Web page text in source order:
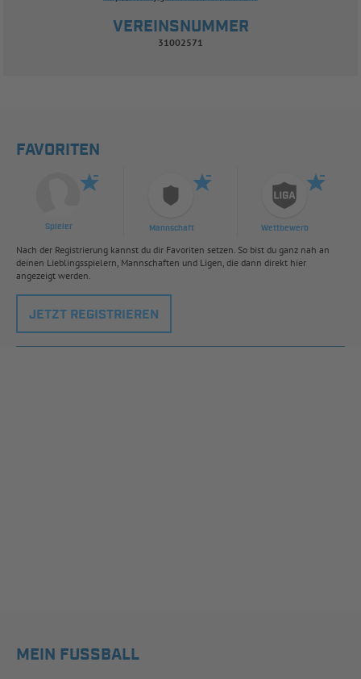
VEREINSNUMMER
31002571
FAVORITEN
Spieler Mannschaft Wettbewerb
Nach der Registrierung kannst du dir Favoriten setzen. So bist du ganz nah an
deinen Lieblingsspielern, Mannschaften und Ligen, die dann direkt hier
angezeigt werden.
JETZT REGISTRIEREN
MEIN FUSSBALL